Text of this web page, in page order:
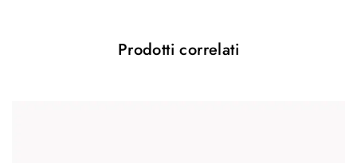
Prodotti correlati